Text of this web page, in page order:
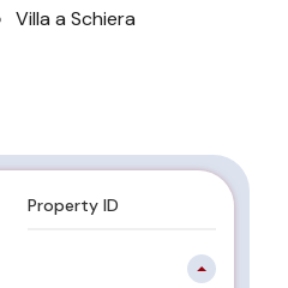
Villa a Schiera